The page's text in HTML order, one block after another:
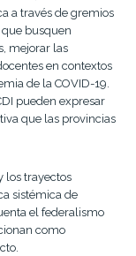
a través de gremios
busquen
mejorar las
en contextos
de la COVID-19.
pueden expresar
que las provincias
los trayectos
sistémica de
el federalismo
como